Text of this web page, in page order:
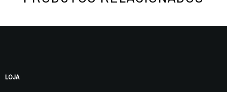
LOJA